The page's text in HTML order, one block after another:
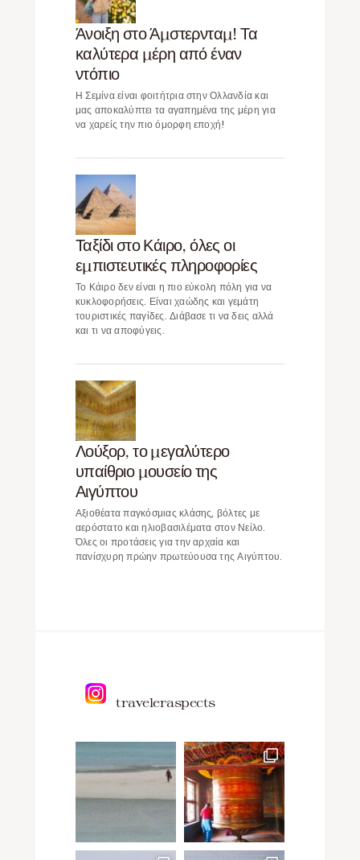
Άνοιξη στο Άμστερνταμ! Τα
καλύτερα μέρη από έναν
ντόπιο
Η Σεμίνα είναι φοιτήτρια στην Ολλανδία και
μας αποκαλύπτει τα αγαπημένα της μέρη για
να χαρείς την πιο όμορφη εποχή!
Ταξίδι στο Κάιρο, όλες οι
εμπιστευτικές πληροφορίες
Το Κάιρο δεν είναι η πιο εύκολη πόλη για να
κυκλοφορήσεις. Είναι χαώδης και γεμάτη
τουριστικές παγίδες. Διάβασε τι να δεις αλλά
και τι να αποφύγεις.
Λούξορ, το μεγαλύτερο
υπαίθριο μουσείο της
Αιγύπτου
Αξιοθέατα παγκόσμιας κλάσης, βόλτες με
αερόστατο και ηλιοβασιλέματα στον Νείλο.
Όλες οι προτάσεις για την αρχαία και
πανίσχυρη πρώην πρωτεύουσα της Αιγύπτου.
traveleraspects